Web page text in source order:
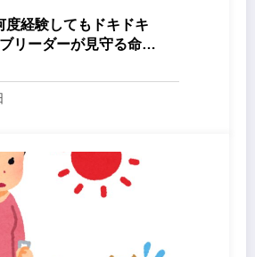
度経験してもドキドキ
リーダーが見守る命の